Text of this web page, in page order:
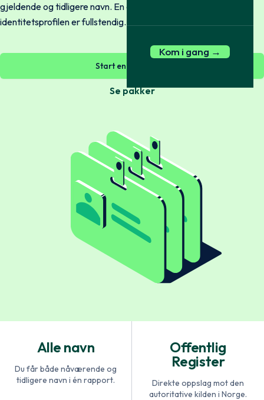
Kom i gang →
gjeldende og tidligere navn. En enkel måte å sikre at
identitetsprofilen er fullstendig.
Start en sjekk nå →
Se pakker
Alle navn
Du får både nåværende og
tidligere navn i én rapport.
Offentlig
Register
Direkte oppslag mot den
autoritative kilden i Norge.